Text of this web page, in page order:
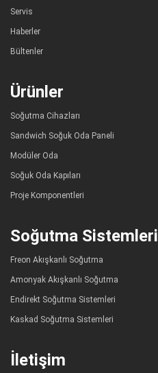
Servis
Haberler
Bültenler
Ürünler
Soğutma Cihazları
Sandwich Soğuk Oda Paneli
Modüler Oda
Soğuk Oda Kapıları
Proje Komponentleri
Soğutma Sistemleri
Freon Akışkanlı Soğutma
Amonyak Akışkanlı Soğutma
Endirekt Soğutma Sistemleri
Kaskad Soğutma Sistemleri
İletişim